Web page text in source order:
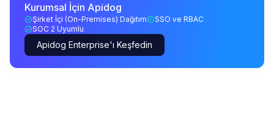
Kurumsal İçin Apidog
Şirket İçi (On-Premises) Dağıtım
SSO ve RBAC
SOC 2 Uyumlu
Apidog Enterprise'ı Keşfedin